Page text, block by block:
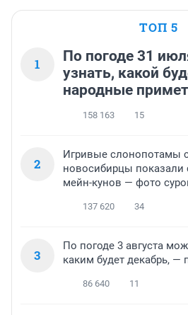
ТОП 5
1
По погоде 31
узнать, какой
народные
158 163 15
2
Игривые слонопотамы
новосибирцы показали
мейн-кунов — фото
137 620 34
3
По погоде 3 августа
каким будет декабрь, —
86 640 11